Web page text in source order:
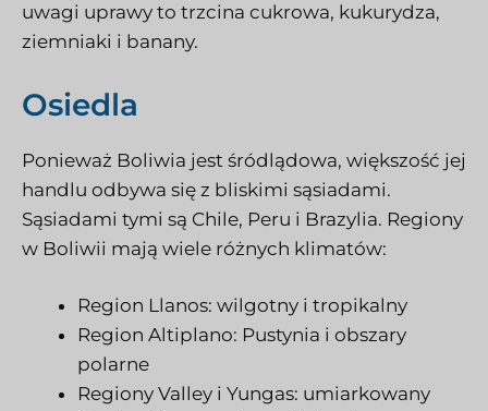
uwagi uprawy to trzcina cukrowa, kukurydza,
ziemniaki i banany.
Osiedla
Ponieważ Boliwia jest śródlądowa, większość jej
handlu odbywa się z bliskimi sąsiadami.
Sąsiadami tymi są Chile, Peru i Brazylia. Regiony
w Boliwii mają wiele różnych klimatów:
Region Llanos: wilgotny i tropikalny
Region Altiplano: Pustynia i obszary
polarne
Regiony Valley i Yungas: umiarkowany